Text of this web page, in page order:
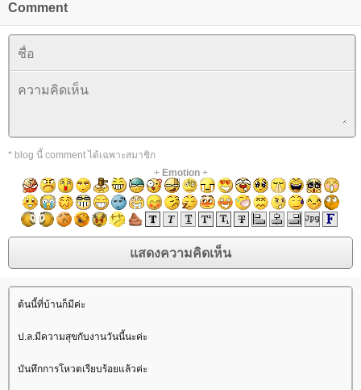
Comment
* blog นี้ comment ได้เฉพาะสมาชิก
+ Emotion+
ต้นนี้ที่บ้านก็มีค่ะ
ป.ล.มีความสุขกับงานวันนี้นะค่ะ
บันทึกการโหวตเรียบร้อยแล้วค่ะ